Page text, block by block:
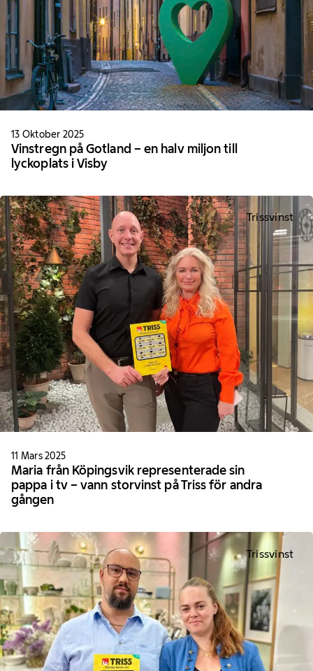
13 Oktober 2025
Vinstregn på Gotland – en halv miljon till
lyckoplats i Visby
Trissvinst
11 Mars 2025
Maria från Köpingsvik representerade sin
pappa i tv – vann storvinst på Triss för andra
gången
Trissvinst